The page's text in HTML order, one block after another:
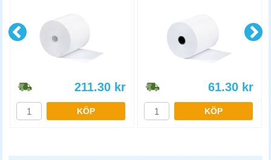
211.30 kr
KÖP
61.30 kr
KÖP